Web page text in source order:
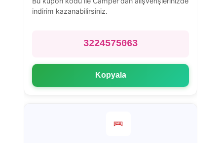
indirim kazanabilirsiniz.
3224575063
Kopyala